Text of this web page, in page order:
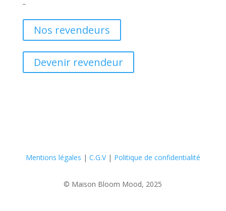
Nos revendeurs
Devenir revendeur
Mentions légales | C.G.V| Politique de confidentialité
© Maison Bloom Mood, 2025